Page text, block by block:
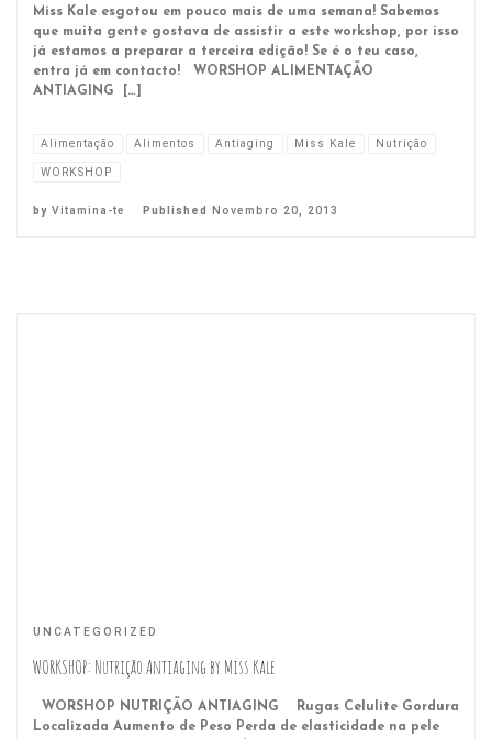
Miss Kale esgotou em pouco mais de uma semana! Sabemos
que muita gente gostava de assistir a este workshop, por isso
já estamos a preparar a terceira edição! Se é o teu caso,
entra já em contacto! WORSHOP ALIMENTAÇÃO
ANTIAGING […]
Alimentação Alimentos Antiaging Miss Kale
Nutrição
WORKSHOP
by Vitamina-te Published Novembro 20, 2013
UNCATEGORIZED
WORKSHOP: Nutrição Antiaging by Miss Kale
WORSHOP NUTRIÇÃO ANTIAGING Rugas Celulite Gordura
Localizada Aumento de Peso Perda de elasticidade na pele